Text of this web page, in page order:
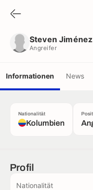
Steven Jiménez
Angreifer
Informationen News
Nationalität
Kolumbien
Profil
Nationalität